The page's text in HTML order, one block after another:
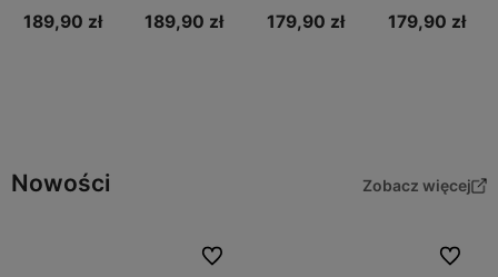
UU274002
189,90 zł
UU274004
189,90 zł
UU274017
179,90 zł
UU274008
179,90 zł
Nowości Zobacz więcej
Do ulubionych Do